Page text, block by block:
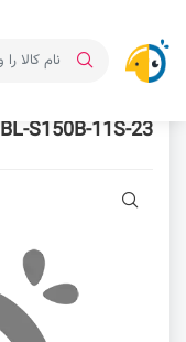
BL-S150B-11S-23